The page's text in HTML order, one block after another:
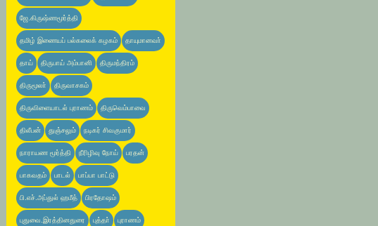
ஜே.கிருஷ்ணமூர்த்தி
தமிழ் இணையப் பல்கலைக் கழகம் தாயுமானவா்
தாய் திருபாய் அம்பானி திருமந்திரம்
திருமூலா் திருவாசகம்
திருவிளையாடல் புராணம் திருவெம்பாவை
திலீபன் துஞ்சலும் நடிகர் சிவகுமார்
நாராயண மூர்த்தி நீரிழிவு நோய் பரதன்
பாகவதம் பாடல் பாப்பா பாட்டு
பி.எச்.அப்துல் ஹமீத் பிரதோஷம்
புதுவை.இரத்தினதுரை புத்தா் புராணம்